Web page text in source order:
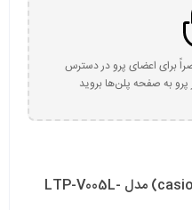
برای اعضای پرو در دسترس
به صفحه پلن‌ها بروید
ساعت مچی زنانه عقربه ای کاسیو(casio) مدل LTP-V005L-